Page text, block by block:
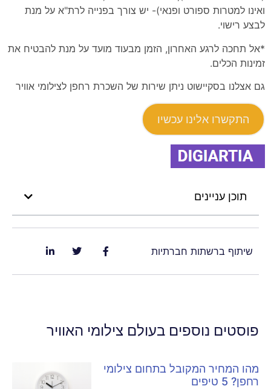
ואינו למטרות ספורט ופנאי)- יש צורך בפנייה לרת"א על מנת
לבצע רישוי.
*אל תחכה לרגע האחרון, הזמן מבעוד מועד על מנת להבטיח את
זמינות הכלים.
גם אצלנו בסקיישוט ניתן שירות של השכרת רחפן לצילומי אוויר
התקשרו אלינו עכשיו
תוכן עניינים
שיתוף ברשתות חברתיות
פוסטים נוספים בעולם צילומי האוויר
מהו המחיר המקובל בתחום צילומי
רחפן? 5 טיפים